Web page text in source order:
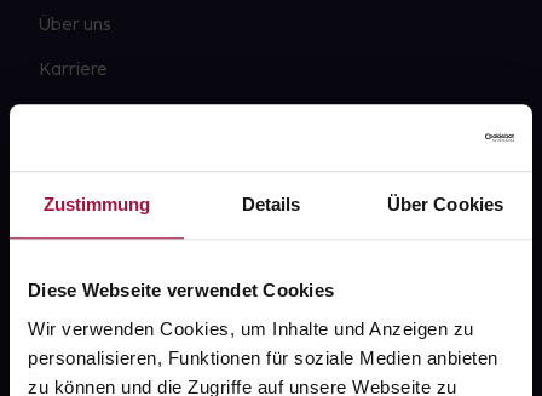
Zustimmung Details Über Cookies
Diese Webseite verwendet Cookies
Wir verwenden Cookies, um Inhalte und Anzeigen zu
personalisieren, Funktionen für soziale Medien anbieten
zu können und die Zugriffe auf unsere Webseite zu
Über uns
Karriere
PAYBACK
Sanitätshäuser
Datenschutz
AGB